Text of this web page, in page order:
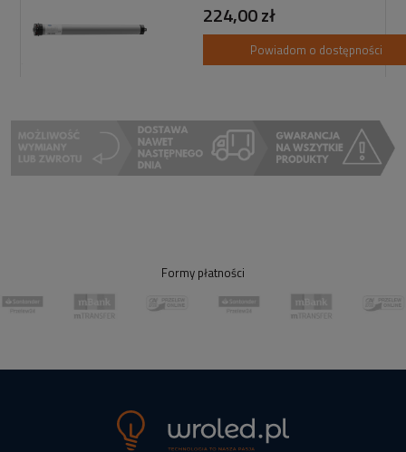
224,00 zł
Powiadom o dostępności
Formy płatności